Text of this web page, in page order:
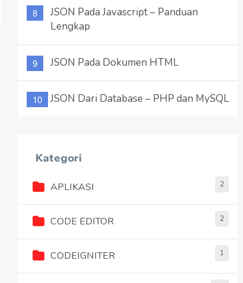
JSON Pada Javascript – Panduan
Lengkap
JSON Pada Dokumen HTML
JSON Dari Database – PHP dan MySQL
Kategori
APLIKASI 2
CODE EDITOR 2
CODEIGNITER 1